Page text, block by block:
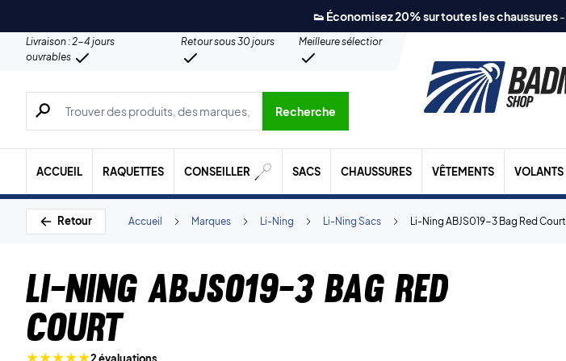
👟 Économisez 20% sur toutes les chaussures-
Livraison : 2-4 jours
ouvrables
Retour sous 30 jours
Meilleure sélection
Recherche de produits, de marques, etc.
Recherche
ACCUEIL RAQUETTES CONSEILLER SACS CHAUSSURES VÊTEMENTS VOLANTS
Retour Li-Ning ABJS019-3 Bag Red Court
Li-Ning Sacs
Li-Ning
Marques
Accueil
Li-Ning ABJS019-3 Bag Red
Court